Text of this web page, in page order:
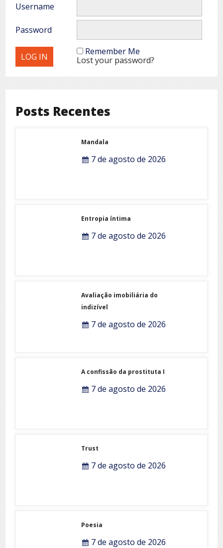
Username
Password
Remember Me
Lost your password?
Posts Recentes
Mandala
7 de agosto de 2026
Entropia íntima
7 de agosto de 2026
Avaliação imobiliária do
indizível
7 de agosto de 2026
A confissão da prostituta I
7 de agosto de 2026
Trust
7 de agosto de 2026
Poesia
7 de agosto de 2026